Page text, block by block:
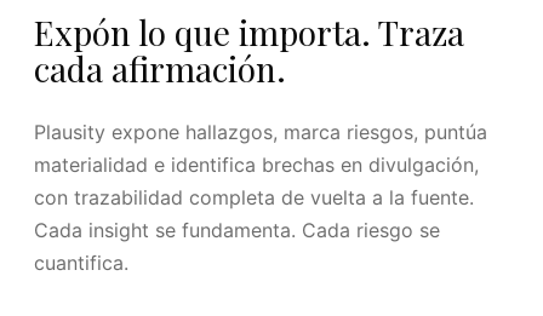
Expón lo que importa. Traza
cada afirmación.
Plausity expone hallazgos, marca riesgos, puntúa
materialidad e identifica brechas en divulgación,
con trazabilidad completa de vuelta a la fuente.
Cada insight se fundamenta. Cada riesgo se
cuantifica.